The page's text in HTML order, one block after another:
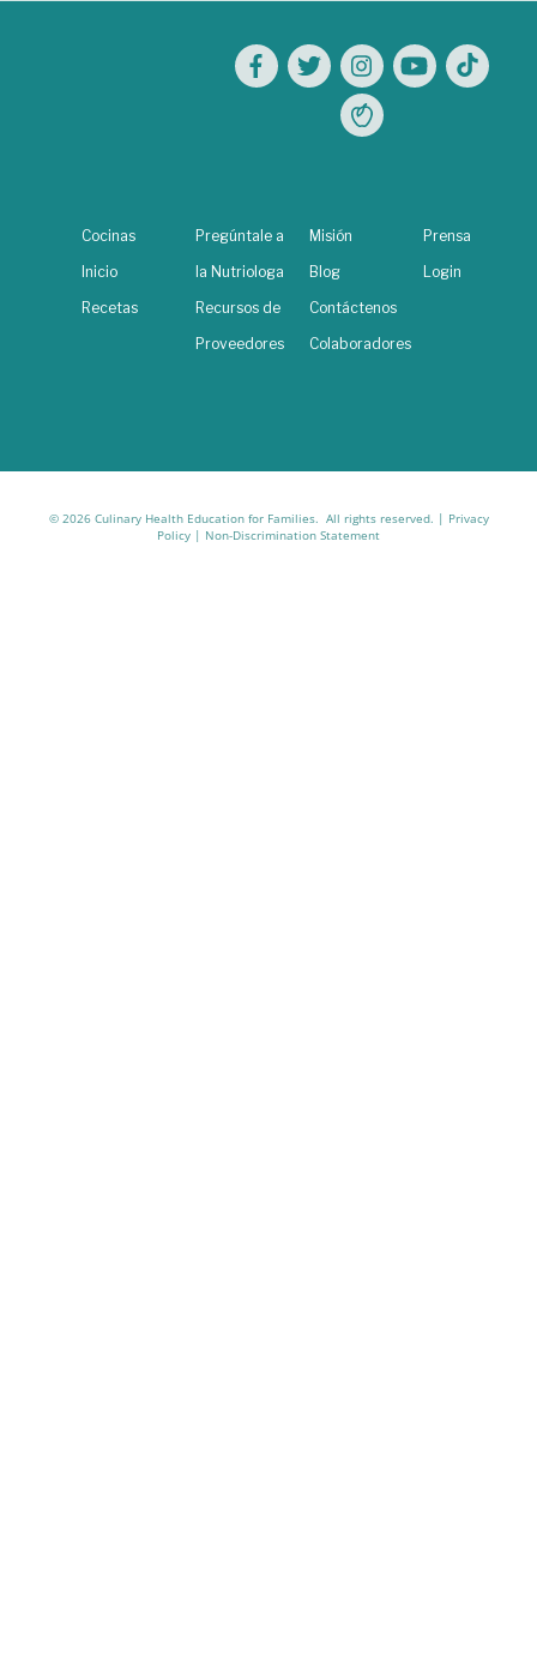
Cocinas
Inicio
Recetas
Pregúntale a
la Nutriologa
Recursos de
Proveedores
Misión
Blog
Contáctenos
Colaboradores
Prensa
Login
© 2026 Culinary Health Education for Families. All rights reserved. | Privacy
Policy | Non-Discrimination Statement